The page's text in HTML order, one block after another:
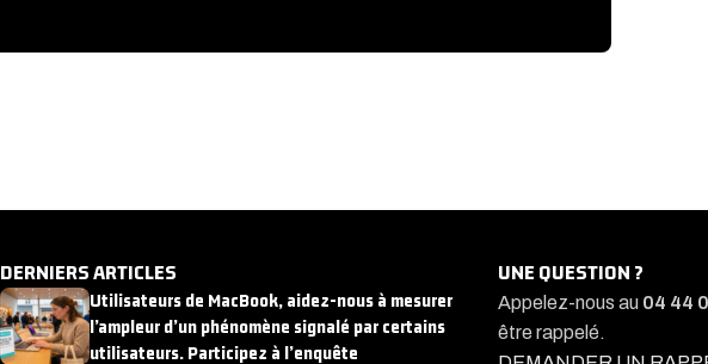
DERNIERS ARTICLES
Utilisateurs de MacBook, aidez-nous à mesurer
l’ampleur d’un phénomène signalé par certains
utilisateurs. Participez à l’enquête
UNE QUESTION ?
Appelez-nous au 04 44
être rappelé.